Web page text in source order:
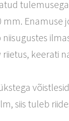
Enamuse
keerati
siis tuleb